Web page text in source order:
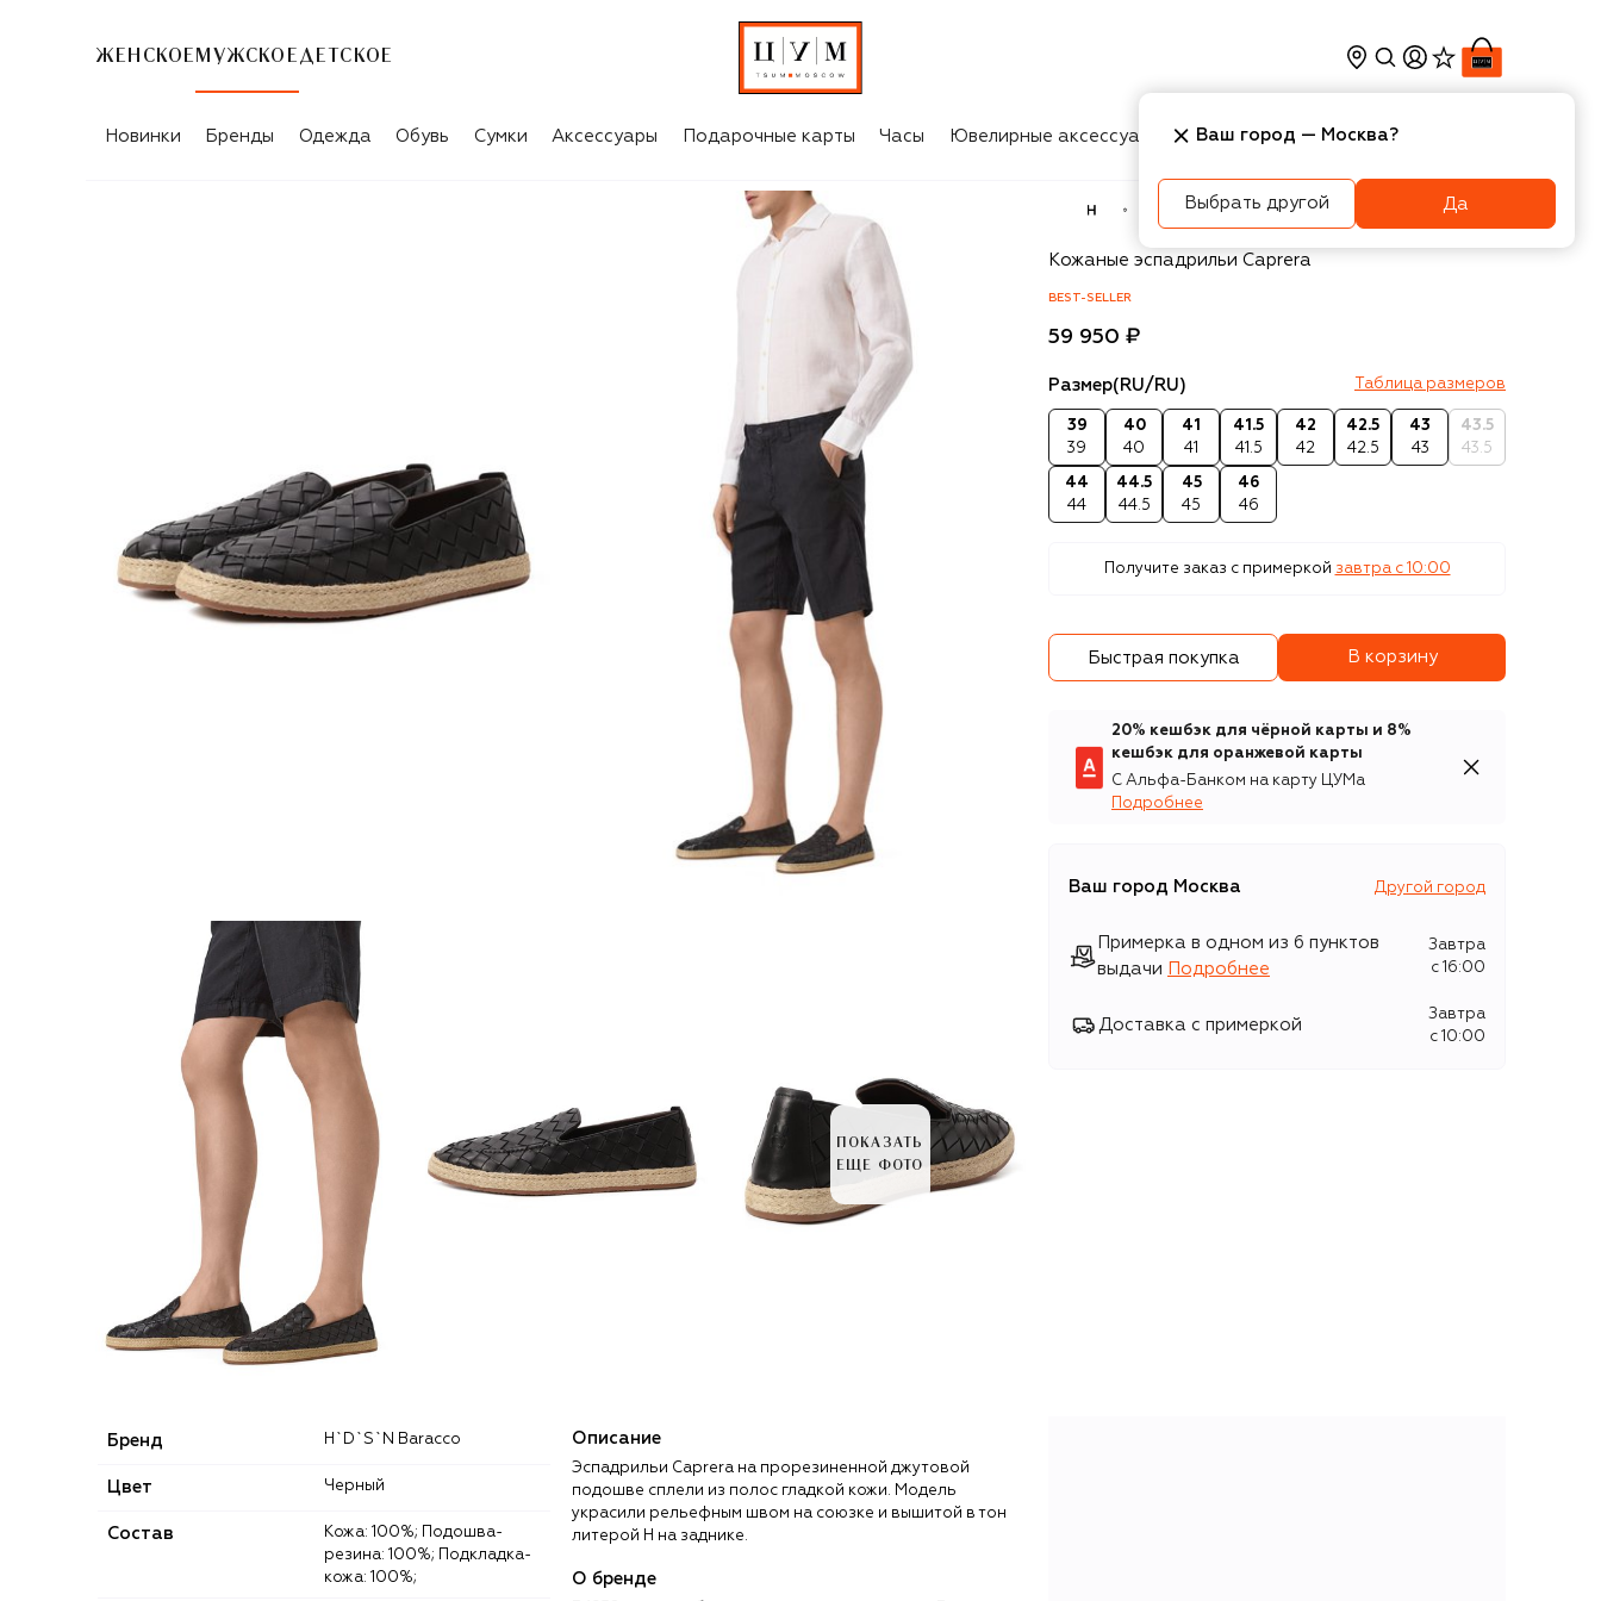
ЖЕНСКОЕ МУЖСКОЕ ДЕТСКОЕ
Новинки Бренды Одежда Обувь Сумки Аксессуары Подарочные карты Часы Ювелирные аксессуары Косметика Интерьер
ПОКАЗАТЬ
ЕЩЕ ФОТО
H`D`S`N Baracco
Кожаные эспадрильи Caprera
BEST-SELLER
59 950 ₽
Размер(RU/RU) Таблица размеров
39
39
40
40
41
41
41.5
41.5
42
42
42.5
42.5
43
43
43.5
43.5
44
44
44.5
44.5
45
45
46
46
Получите заказ с примеркой завтра c 10:00
Быстрая покупка В корзину
20% кешбэк для чёрной карты и 8%
кешбэк для оранжевой карты
С Альфа-Банком на карту ЦУМа
Подробнее
Ваш город Москва Другой город
Примерка в одном из 6 пунктов
выдачи
Подробнее
Завтра
c 16:00
Доставка с примеркой
Завтра
c 10:00
Бренд H`D`S`N Baracco
Цвет Черный
Состав
Кожа: 100%; Подошва-
резина: 100%; Подкладка-
кожа: 100%;
Описание
Эспадрильи Caprera на прорезиненной джутовой
подошве сплели из полос гладкой кожи. Модель
украсили рельефным швом на союзке и вышитой в тон
литерой H на заднике.
О бренде
Ваш город — Москва?
Выбрать другой Да